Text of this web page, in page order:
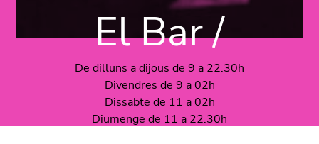
El Bar /
De dilluns a dijous de 9 a 22.30h
Divendres de 9 a 02h
Dissabte de 11 a 02h
Diumenge de 11 a 22.30h